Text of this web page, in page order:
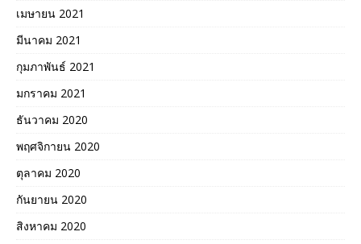
เมษายน 2021
มีนาคม 2021
กุมภาพันธ์ 2021
มกราคม 2021
ธันวาคม 2020
พฤศจิกายน 2020
ตุลาคม 2020
กันยายน 2020
สิงหาคม 2020